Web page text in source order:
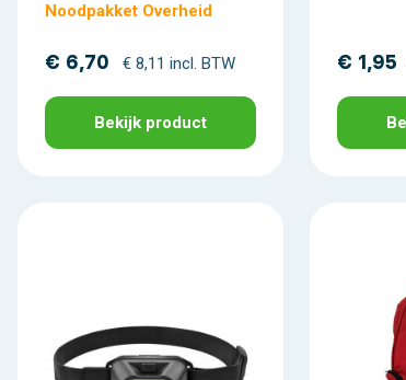
Noodpakket Overheid
€ 6,70 € 8,11 incl. BTW
Bekijk product
€ 1,95